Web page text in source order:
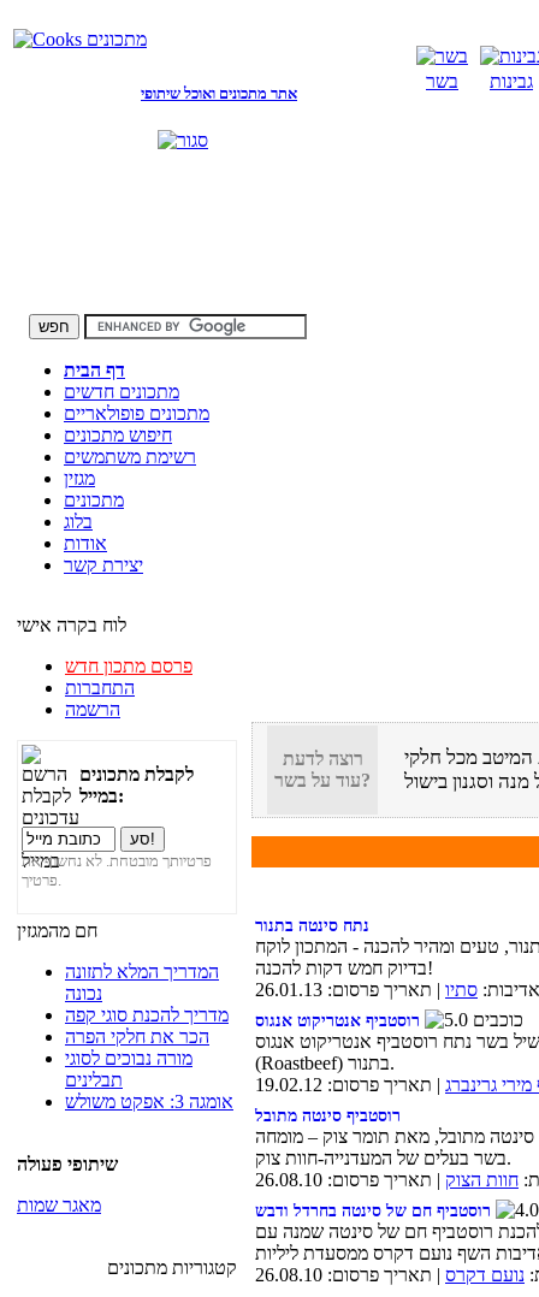
אתר מתכונים ואוכל שיתופי
בשר גבינות
דף הבית
מתכונים חדשים
מתכונים פופולאריים
חיפוש מתכונים
רשימת משתמשים
מגזין
מתכונים
בלוג
אודות
יצירת קשר
לוח בקרה אישי
פרסם מתכון חדש
התחברות
הרשמה
לקבלת מתכונים
במייל:
פרטיותך מובטחת. לא נחשוף את
פרטיך.
חם מהמגזין
המדריך המלא לתזונה
נכונה
מדריך להכנת סוגי קפה
הכר את חלקי הפרה
מורה נבוכים לסוגי
תבלינים
אומגה 3: אפקט משולש
שיתופי פעולה
מאגר שמות
קטגוריות מתכונים
רוצה לדעת
עוד על בשר?
מכל חלקי
נתח סינטה בתנור
טעים ומהיר להכנה - המתכון לוקח
בדיוק חמש דקות להכנה!
סתיו | תאריך פרסום: 26.01.13
רוסטביף אנטריקוט אנגוס
בשר נתח רוסטביף אנטריקוט אנגוס
(Roastbeef) בתנור.
גרינברג | תאריך פרסום: 19.02.12
רוסטביף סינטה מתובל
סינטה מתובל, מאת תומר צוק – מומחה
בשר בעלים של המעדנייה-חוות צוק.
חוות הצוק | תאריך פרסום: 26.08.10
רוסטביף חם של סינטה בחרדל ודבש
רוסטביף חם של סינטה שמנה עם
נועם דקרס | תאריך פרסום: 26.08.10